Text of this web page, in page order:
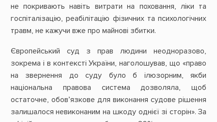
не покривають навіть витрати на поховання, ліки та
госпіталізацію, реабілітацію фізичних та психологічних
травм, не кажучи вже про майнові збитки.
Європейський суд з прав людини неодноразово,
зокрема і в контексті України, наголошував, що «право
на звернення до суду було б ілюзорним, якби
національна правова система дозволяла, щоб
остаточне, обов’язкове для виконання судове рішення
залишалося невиконаним на шкоду однієї зі сторін». За